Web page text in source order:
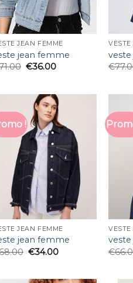
JEAN FEMME
jean femme
€36.00
VESTE
€
!
JEAN FEMME
jean femme
€34.00
VESTE
€